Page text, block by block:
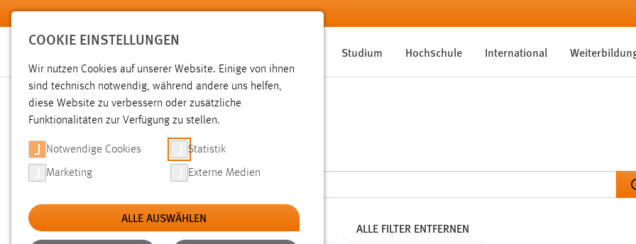
Zum Hauptinhalt springen
Studium Hochschule International
SUCHE
Aktive Filter: TYP: PERSONEN ALTER: ÜBER EIN JAHR ALLE FILTER ENTFERNEN
COOKIE EINSTELLUNGEN
Wir nutzen Cookies auf unserer Website. Einige von ihnen
sind technisch notwendig, während andere uns helfen,
diese Website zu verbessern oder zusätzliche
Funktionalitäten zur Verfügung zu stellen.
Notwendige Cookies Statistik
Marketing Externe Medien
ALLE AUSWÄHLEN